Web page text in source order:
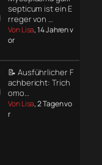
septicum ist ein E
rreger von …
Von Lisa, 14 Jahren v
or
📝 Ausführlicher F
achbericht: Trich
omo…
Von Lisa, 2 Tagen vo
r